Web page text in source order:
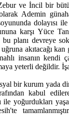
ve İncil bir
Ademin
dolayısı
karşı Yüce
bu planı devreye
akıtacağı
insanın kendi
yeterli değildir.
bir kurum yada
kabul
yoğurdukları